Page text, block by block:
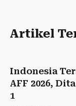
Artikel
Indonesia
AFF 2026,
1